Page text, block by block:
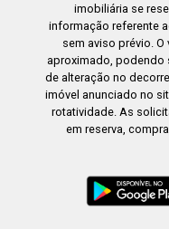
imobiliária se
informação referente
sem aviso prévio.
aproximado, podendo
de alteração no
imóvel anunciado no
rotatividade. As
em reserva,